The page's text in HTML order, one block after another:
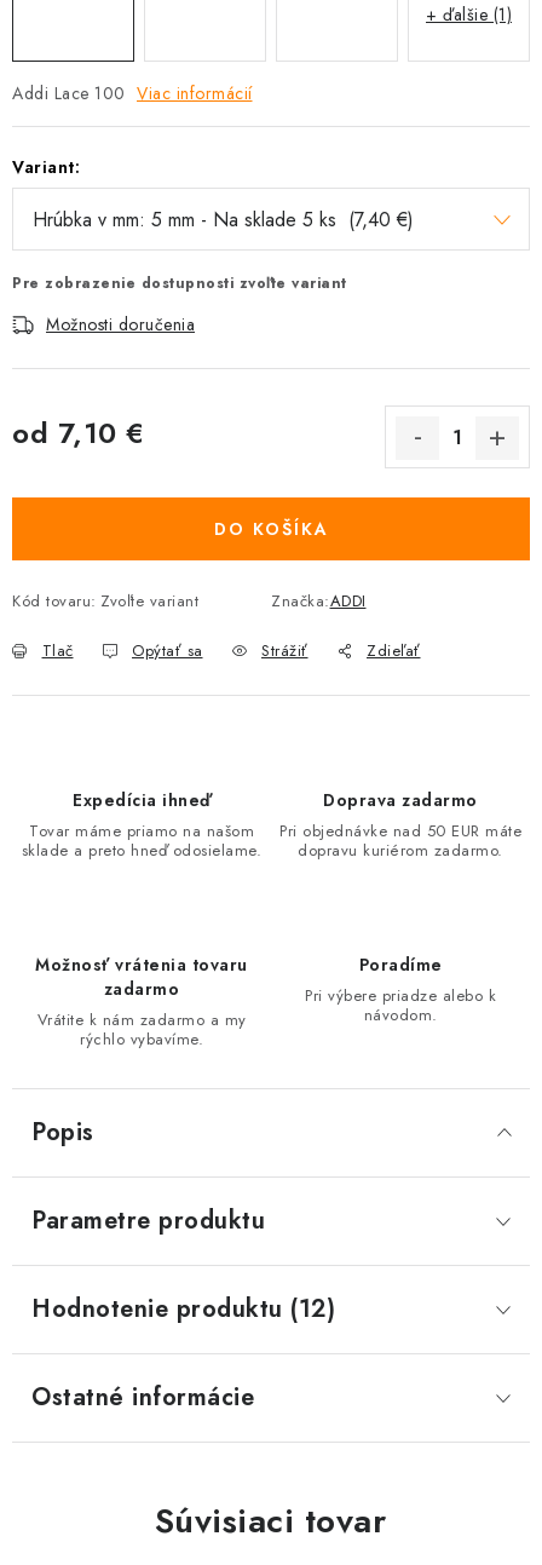
Addi Lace 100 Viac informácií
Variant:
Pre zobrazenie dostupnosti zvoľte variant
Možnosti doručenia
od 7,10 €
DO KOŠÍKA
Kód tovaru: Zvoľte variant Značka:ADDI
Tlač Opýtať sa Strážiť Zdieľať
+ ďalšie (1)
Expedícia ihneď
Tovar máme priamo na našom
sklade a preto hneď odosielame.
Doprava zadarmo
Pri objednávke nad 50 EUR máte
dopravu kuriérom zadarmo.
Možnosť vrátenia tovaru
zadarmo
Vrátite k nám zadarmo a my
rýchlo vybavíme.
Poradíme
Pri výbere priadze alebo k
návodom.
Popis
Parametre produktu
Hodnotenie produktu (12)
Ostatné informácie
Súvisiaci tovar